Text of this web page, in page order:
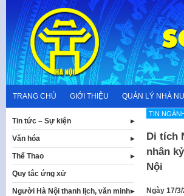
content
TRANG CHỦ GIỚI THIỆU QUẢN LÝ NHÀ
TIN
Di tích
nhân
Nội
Ngày 17/
Tin tức – Sự kiện
Văn hóa
Thể Thao
Quy tắc ứng xử
Người Hà Nội thanh lịch, văn minh